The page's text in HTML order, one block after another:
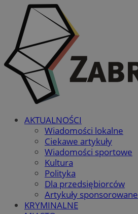
AKTUALNOŚCI
Wiadomości lokalne
Ciekawe artykuły
Wiadomości sportowe
Kultura
Polityka
Dla przedsiębiorców
Artykuły sponsorowane
KRYMINALNE